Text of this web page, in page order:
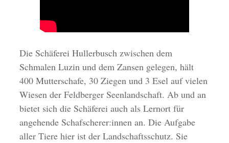
Die Schäferei Hullerbusch zwischen dem
Schmalen Luzin und dem Zansen gelegen, hält
400 Mutterschafe, 30 Ziegen und 3 Esel auf vielen
Wiesen der Feldberger Seenlandschaft. Ab und an
bietet sich die Schäferei auch als Lernort für
angehende Schafscherer:innen an. Die Aufgabe
aller Tiere hier ist der Landschaftsschutz. Sie